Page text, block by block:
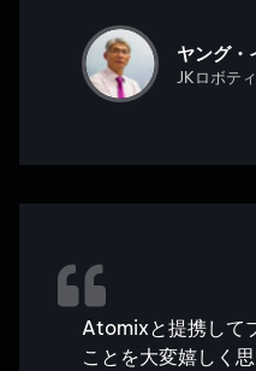
ヤング・
JKロボテ
Atomixと提携して
ことを大変嬉しく